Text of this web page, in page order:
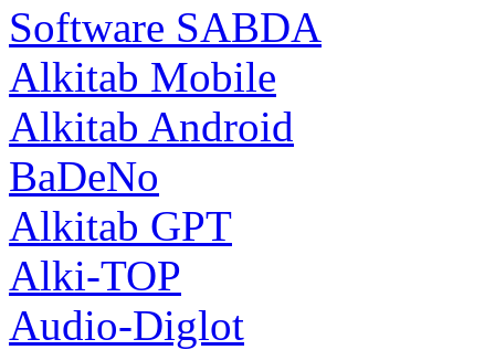
Software SABDA
Alkitab Mobile
Alkitab Android
BaDeNo
Alkitab GPT
Alki-TOP
Audio-Diglot